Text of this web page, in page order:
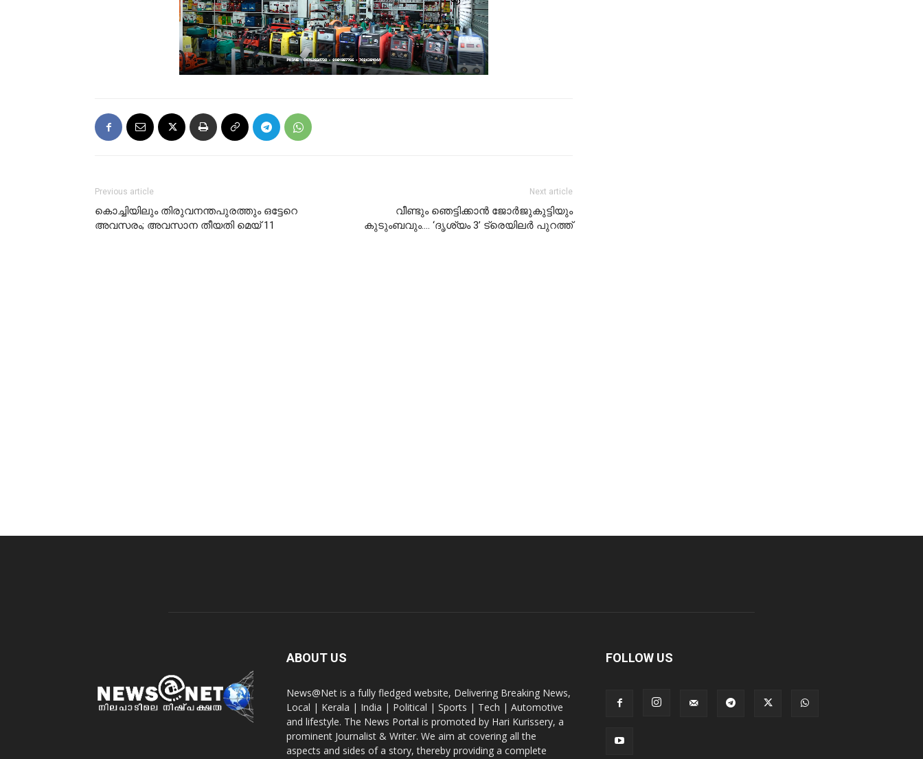
Previous article
കൊച്ചിയിലും തിരുവനന്തപുരത്തും ഒട്ടേറെ
അവസരം; അവസാന തീയതി മെയ് 11
Next article
വീണ്ടും ഞെട്ടിക്കാന്‍ ജോര്‍ജുകുട്ടിയും
കുടുംബവും…. ‘ദൃശ്യം 3’ ട്രെയിലര്‍ പുറത്ത്
ABOUT US
News@Net is a fully fledged website, Delivering Breaking News,
Local | Kerala | India | Political | Sports | Tech | Automotive
and lifestyle. The News Portal is promoted by Hari Kurissery, a
prominent Journalist & Writer. We aim at covering all the
aspects and sides of a story, thereby providing a complete
FOLLOW US